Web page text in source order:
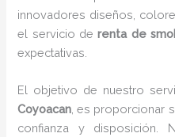
innovadores diseños,
el servicio derenta de
expectativas.
El objetivo de nuestro
Coyoacan, es proporcionar
confianza y disposición.